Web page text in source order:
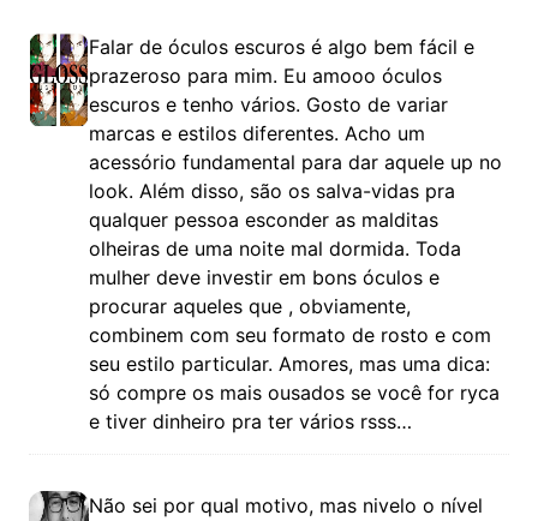
Falar de óculos escuros é algo bem fácil e
prazeroso para mim. Eu amooo óculos
escuros e tenho vários. Gosto de variar
marcas e estilos diferentes. Acho um
acessório fundamental para dar aquele up no
look. Além disso, são os salva-vidas pra
qualquer pessoa esconder as malditas
olheiras de uma noite mal dormida. Toda
mulher deve investir em bons óculos e
procurar aqueles que , obviamente,
combinem com seu formato de rosto e com
seu estilo particular. Amores, mas uma dica:
só compre os mais ousados se você for ryca
e tiver dinheiro pra ter vários rsss…
Não sei por qual motivo, mas nivelo o nível